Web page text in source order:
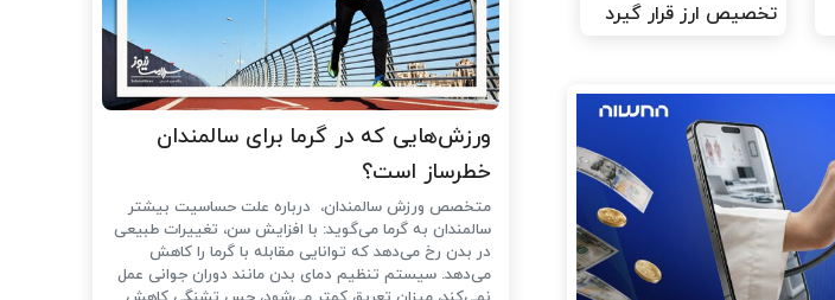
تخصیص ارز قرار گیرد
ورزش‌هایی که در گرما برای سالمندان
خطرساز است؟
متخصص ورزش سالمندان، درباره علت حساسیت بیشتر
سالمندان به گرما می‌گوید: با افزایش سن، تغییرات طبیعی
در بدن رخ می‌دهد که توانایی مقابله با گرما را کاهش
می‌دهد. سیستم تنظیم دمای بدن مانند دوران جوانی عمل